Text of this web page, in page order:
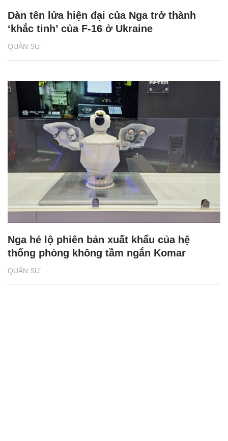
QUÂN SỰ
Dàn tên lửa hiện đại của Nga trở thành
‘khắc tinh’ của F-16 ở Ukraine
QUÂN SỰ
Nga hé lộ phiên bản xuất khẩu của hệ
thống phòng không tầm ngắn Komar